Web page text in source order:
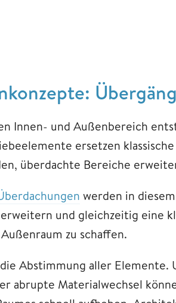
Innen- und Außenbereich
ersetzen
überdachte Bereiche
werden in
und gleichzeitig eine
zu schaffen.
Abstimmung aller Elemente.
abrupte Materialwechsel